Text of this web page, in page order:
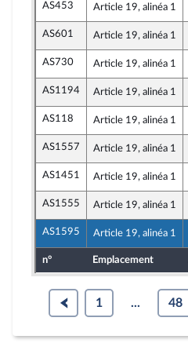
AS453 Article 19, alinéa 1
AS601 Article 19, alinéa 1
AS730 Article 19, alinéa 1
AS1194 Article 19, alinéa 1
AS118 Article 19, alinéa 1
AS1557 Article 19, alinéa 1
AS1451 Article 19, alinéa 1
AS1555 Article 19, alinéa 1
AS1595 Article 19, alinéa 1
n° Emplacement
1 ... 48